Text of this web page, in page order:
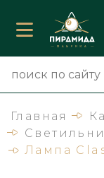
Главная
Лампа